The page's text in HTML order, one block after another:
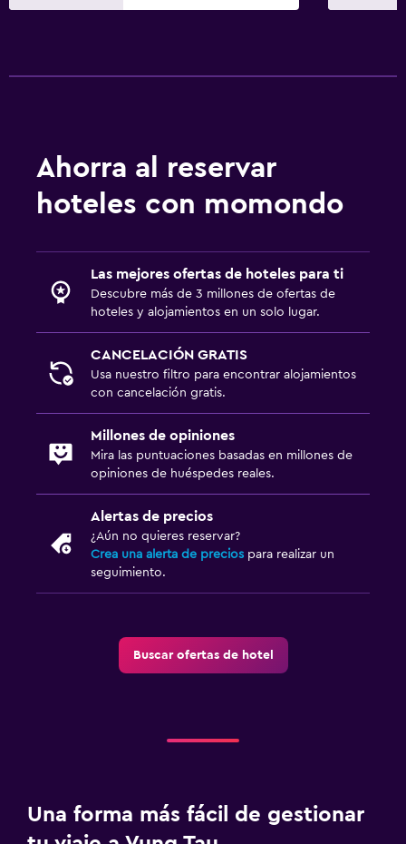
Ahorra al reservar
hoteles con momondo
Las mejores ofertas de hoteles para ti
Descubre más de 3 millones de ofertas de
hoteles y alojamientos en un solo lugar.
CANCELACIÓN GRATIS
Usa nuestro filtro para encontrar alojamientos
con cancelación gratis.
Millones de opiniones
Mira las puntuaciones basadas en millones de
opiniones de huéspedes reales.
Alertas de precios
¿Aún no quieres reservar?
Crea una alerta de precios para realizar un
seguimiento.
Buscar ofertas de hotel
Una forma más fácil de gestionar